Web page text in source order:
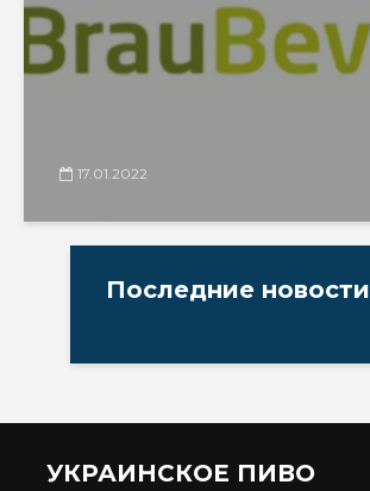
17.01.2022
Последние новости
УКРАИНСКОЕ ПИВО